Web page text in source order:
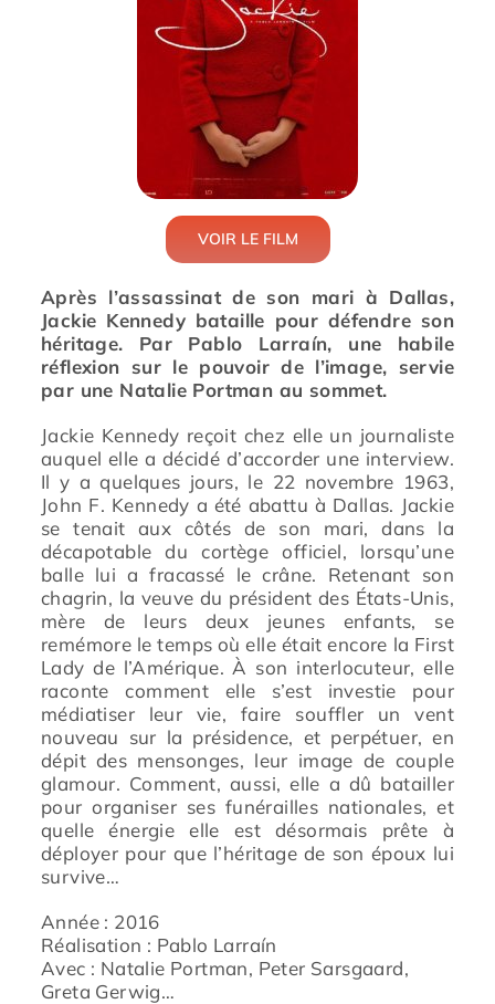
Prévention
Restauration
Actualité
Avantages
VOIR LE FILM
Après l’assassinat de son mari à Dallas,
Jackie Kennedy bataille pour défendre son
héritage. Par Pablo Larraín, une habile
réflexion sur le pouvoir de l’image, servie
par une Natalie Portman au sommet.
Jackie Kennedy reçoit chez elle un journaliste
auquel elle a décidé d’accorder une interview.
Il y a quelques jours, le 22 novembre 1963,
John F. Kennedy a été abattu à Dallas. Jackie
se tenait aux côtés de son mari, dans la
décapotable du cortège officiel, lorsqu’une
balle lui a fracassé le crâne. Retenant son
chagrin, la veuve du président des États-Unis,
mère de leurs deux jeunes enfants, se
remémore le temps où elle était encore la First
Lady de l’Amérique. À son interlocuteur, elle
raconte comment elle s’est investie pour
médiatiser leur vie, faire souffler un vent
nouveau sur la présidence, et perpétuer, en
dépit des mensonges, leur image de couple
glamour. Comment, aussi, elle a dû batailler
pour organiser ses funérailles nationales, et
quelle énergie elle est désormais prête à
déployer pour que l’héritage de son époux lui
survive…
Année : 2016
Réalisation : Pablo Larraín
Avec : Natalie Portman, Peter Sarsgaard,
Greta Gerwig…